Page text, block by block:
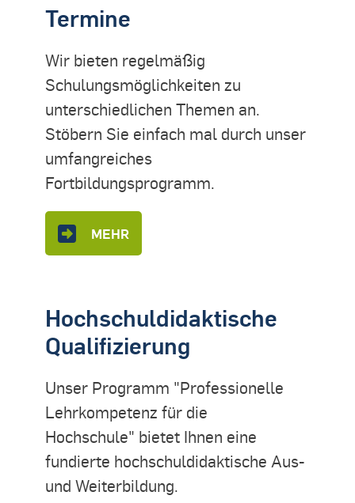
Termine
Wir bieten regelmäßig
Schulungsmöglichkeiten zu
unterschiedlichen Themen an.
Stöbern Sie einfach mal durch unser
umfangreiches
Fortbildungsprogramm.
MEHR
Hochschuldidaktische
Qualifizierung
Unser Programm "Professionelle
Lehrkompetenz für die
Hochschule" bietet Ihnen eine
fundierte hochschuldidaktische Aus-
und Weiterbildung.